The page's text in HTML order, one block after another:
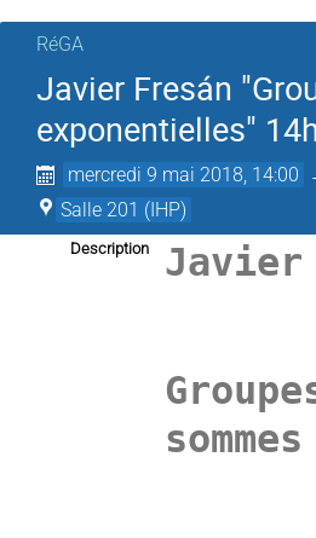
RéGA
Javier Fresán
exponentielles"
mercredi 9 mai 2018, 14:00
Salle 201 (IHP)
Description Javier